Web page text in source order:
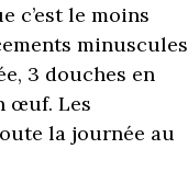
c’est le moins
minuscules
3 douches en
œuf. Les
la journée au